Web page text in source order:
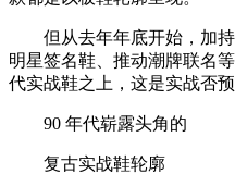
但从去年年底开始，加持
明星签名鞋、推动潮牌联名
代实战鞋之上，这是实战否
90 年代崭露头角的
复古实战鞋轮廓